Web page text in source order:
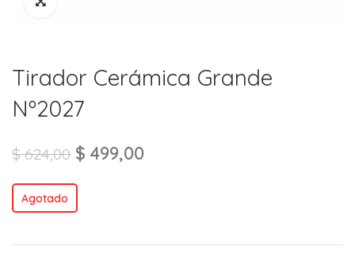
Tirador Cerámica Grande
Nº2027
$624,00 $ 499,00
Agotado